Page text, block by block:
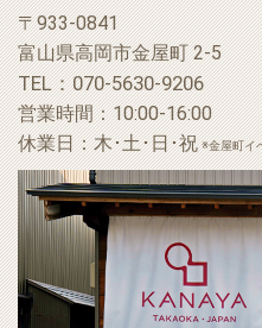
〒933-0841
富山県高岡市金屋町 2-5
TEL：070-5630-9206
営業時間：10:00-16:00
休業日：木･土･日･祝 ※金屋町イ